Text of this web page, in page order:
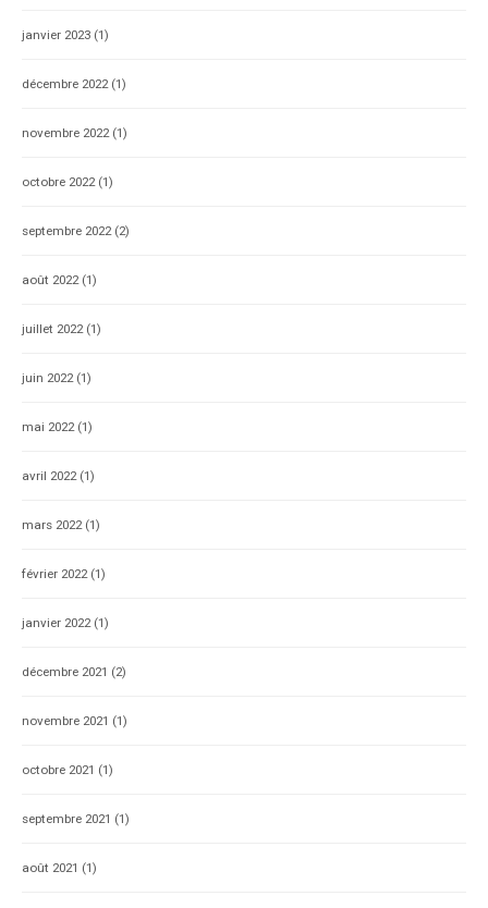
janvier 2023 (1)
décembre 2022(1)
novembre 2022(1)
octobre 2022(1)
septembre 2022(2)
août 2022(1)
juillet 2022(1)
juin 2022(1)
mai 2022(1)
avril 2022(1)
mars 2022(1)
février 2022(1)
janvier 2022(1)
décembre 2021 (2)
novembre 2021 (1)
octobre 2021 (1)
septembre 2021 (1)
août 2021 (1)